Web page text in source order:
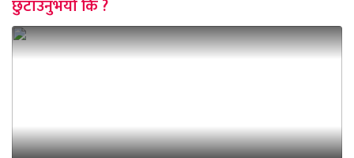
छुटाउनुभयो कि ?